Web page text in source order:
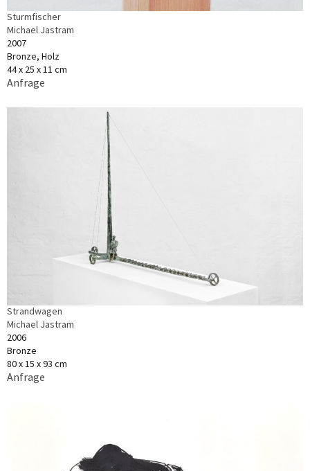
Sturmfischer
Michael Jastram
2007
Bronze, Holz
44 x 25 x 11 cm
Anfrage
Strandwagen
Michael Jastram
2006
Bronze
80 x 15 x 93 cm
Anfrage